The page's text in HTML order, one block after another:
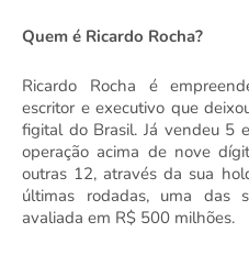
Quem é Ricardo Rocha?
Ricardo Rocha é
escritor e executivo que
figital do Brasil. Já vendeu 5
operação acima de nove
outras 12, através da sua
últimas rodadas, uma das
avaliada em R$ 500 milhões.